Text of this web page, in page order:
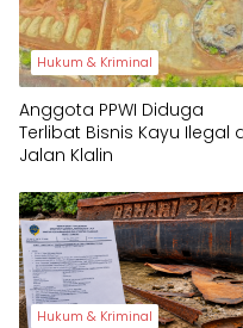
Hukum & Kriminal
Anggota PPWI Diduga
Terlibat Bisnis Kayu Ilegal
Jalan Klalin
Hukum & Kriminal